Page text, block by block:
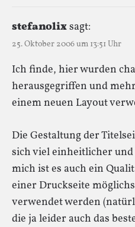
stefanolixsagt:
25. Oktober 2006 um 13:51 Uhr
Ich finde, hier wurden
herausgegriffen und
einem neuen Layout
Die Gestaltung der
sich viel einheitlicher
mich ist es auch ein
einer Druckseite
verwendet werden
die ja leider auch das